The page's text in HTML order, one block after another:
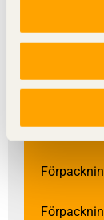
EU:s